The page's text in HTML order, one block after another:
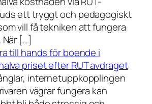
ett tryggt och pedagogiskt
vill få tekniken att fungera
När […]
till hands för boende i
priset efter RUT avdraget
internetuppkopplingen
vägrar fungera kan